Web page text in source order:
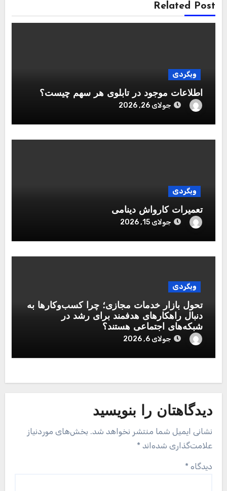
Related Post
وبگردی
اطلاعات موجود در تابلوی هر سهم چیست؟
جولای 26, 2026
وبگردی
تعمیرات کارواش دینامی
جولای 15, 2026
وبگردی
تحول بازار خدمات مجازی؛ چرا کسب‌وکارها به
دنبال راهکارهای هدفمند برای رشد در
شبکه‌های اجتماعی هستند؟
جولای 6, 2026
دیدگاهتان را بنویسید
نشانی ایمیل شما منتشر نخواهد شد. بخش‌های موردنیاز
علامت‌گذاری شده‌اند *
دیدگاه *